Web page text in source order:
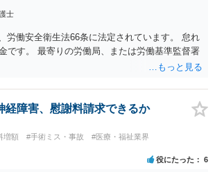
士
労働安全衛生法66条に法定されています。 怠れ
です。 最寄りの労働局、または労働基準監督署
経障害、慰謝料請求できるか
増額 #手術ミス・事故
#医療・福祉業界
役にたった 6